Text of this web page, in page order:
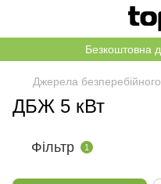
Безкоштовна
Джерела
ДБЖ 5 кВт
Фільтр 1